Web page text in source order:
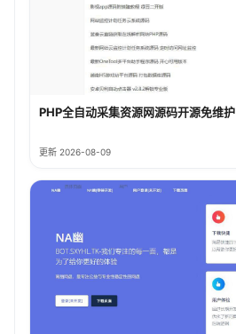
PHP全自动采集资源网源码开源免维护
更新 2026-08-09